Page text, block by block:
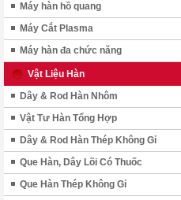
Máy hàn hồ quang
Máy Cắt Plasma
Máy hàn đa chức năng
Vật Liệu Hàn
Dây & Rod Hàn Nhôm
Vật Tư Hàn Tổng Hợp
Dây & Rod Hàn Thép Không Gỉ
Que Hàn, Dây Lõi Có Thuốc
Que Hàn Thép Không Gỉ